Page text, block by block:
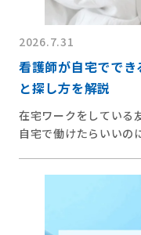
2026.7.31
看護師が自宅でで
と探し方を解説
在宅ワークをしている
自宅で働けたらいい